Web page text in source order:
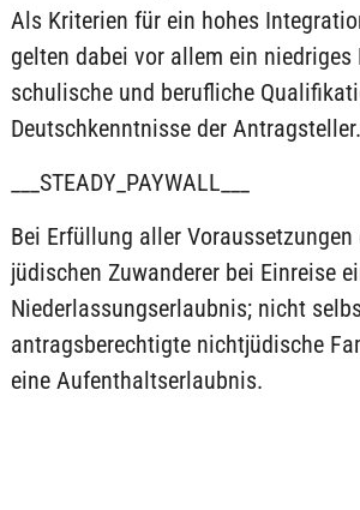
Als Kriterien für ein hohes
gelten dabei vor allem ein niedriges
schulische und berufliche
Deutschkenntnisse der Antragsteller.
___STEADY_PAYWALL___
Bei Erfüllung aller
jüdischen Zuwanderer bei Einreise
Niederlassungserlaubnis; nicht
antragsberechtigte nichtjüdische
eine Aufenthaltserlaubnis.